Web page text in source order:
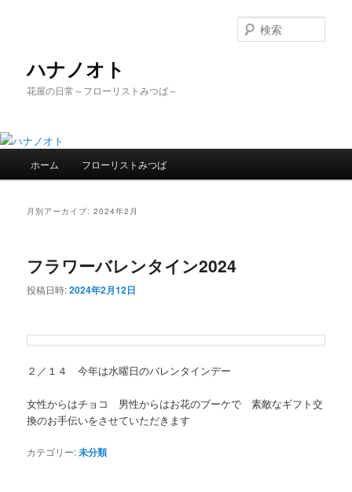
ハナノオト
花屋の日常～フローリストみつば～
索
メ
コ
テ
ン
ツ
サ
ン
ン
ツ
へ
ホーム フローリストみつば
月別アーカイブ:2024年2月
フラワーバレンタイン2024
投稿日時:2024年2月12日
２／１４ 今年は水曜日のバレンタインデー
女性からはチョコ
男性からはお花のブーケで 素敵なギフト交
換のお手伝いをさせていただきます
カテゴリー:未分類